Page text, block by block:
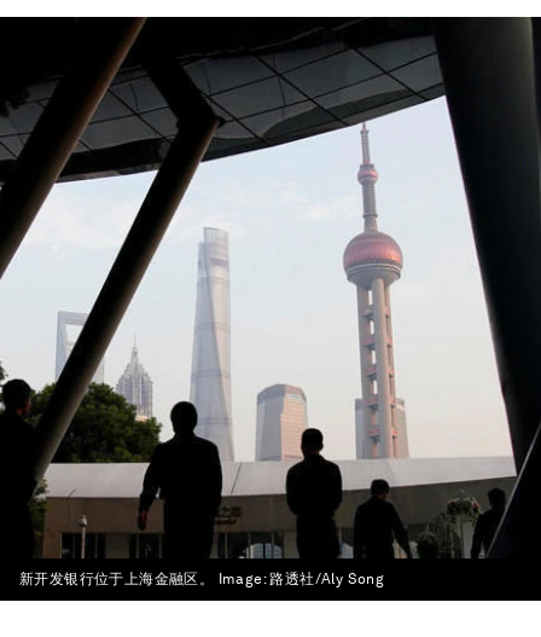
新开发银行位于上海金融区。 Image:路透社/Aly Song